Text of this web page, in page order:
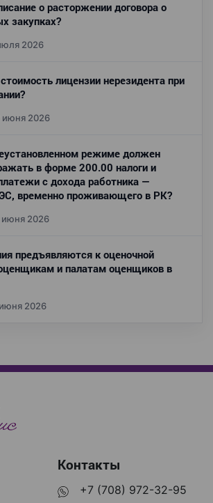
о расторжении договора о
закупках?
2026
лицензии нерезидента при
июня 2026
режиме должен
в форме 200.00 налоги и
с дохода работника —
временно проживающего в РК?
июня 2026
предъявляются к оценочной
и палатам оценщиков в
2026
Контакты
+7 (708) 972-32-95